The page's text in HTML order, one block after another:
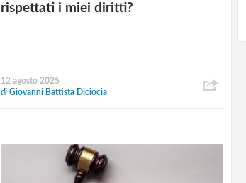
rispettati i miei diritti?
12 agosto 2025
diGiovanni Battista Diciocia